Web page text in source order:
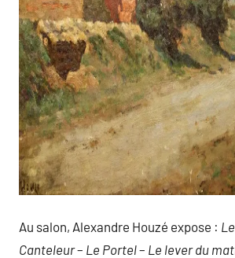
Au salon, Alexandre Houzé expose :
Canteleur– Le Portel– Le lever du